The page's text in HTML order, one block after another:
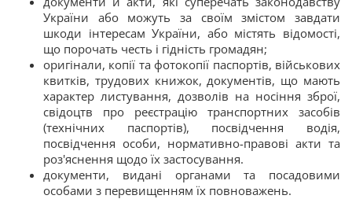
України або можуть за своїм змістом завдати
шкоди інтересам України, або містять відомості,
що порочать честь і гідність громадян;
оригінали, копії та фотокопії паспортів, військових
квитків, трудових книжок, документів, що мають
характер листування, дозволів на носіння зброї,
свідоцтв про реєстрацію транспортних засобів
(технічних паспортів), посвідчення водія,
посвідчення особи, нормативно-правові акти та
роз'яснення щодо їх застосування.
документи, видані органами та посадовими
особами з перевищенням їх повноважень.